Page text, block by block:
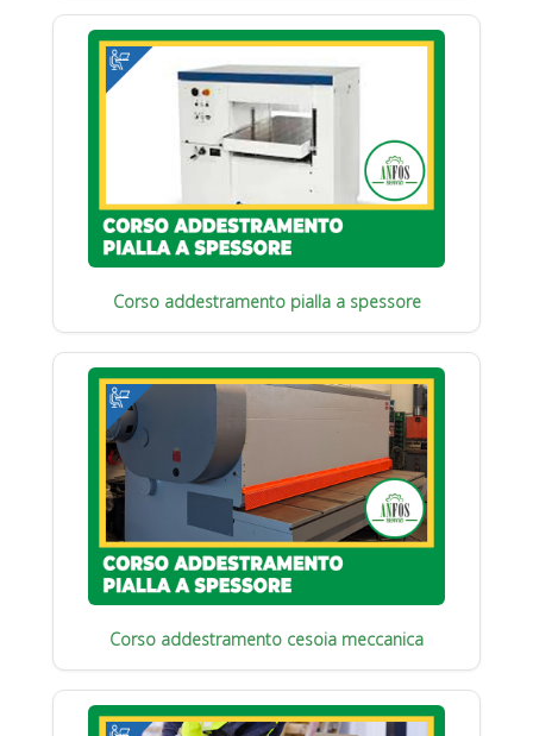
Corso addestramento pialla a spessore
Corso addestramento cesoia meccanica